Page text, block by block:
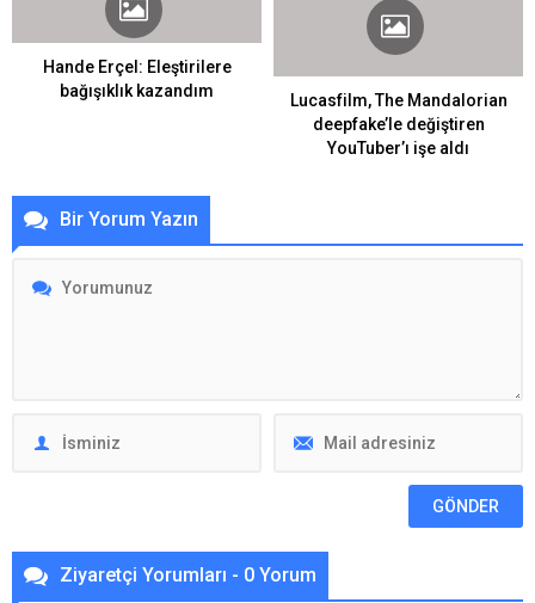
Hande Erçel: Eleştirilere
bağışıklık kazandım
Lucasfilm, The Mandalorian
deepfake’le değiştiren
YouTuber’ı işe aldı
Bir Yorum Yazın
Ziyaretçi Yorumları - 0 Yorum